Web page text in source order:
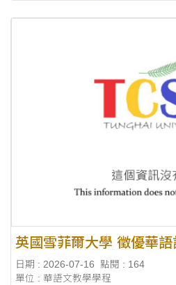
英國雪菲爾大學 徵優華
日期 : 2026-07-16
點閱 : 164
單位 : 華語文教學學程